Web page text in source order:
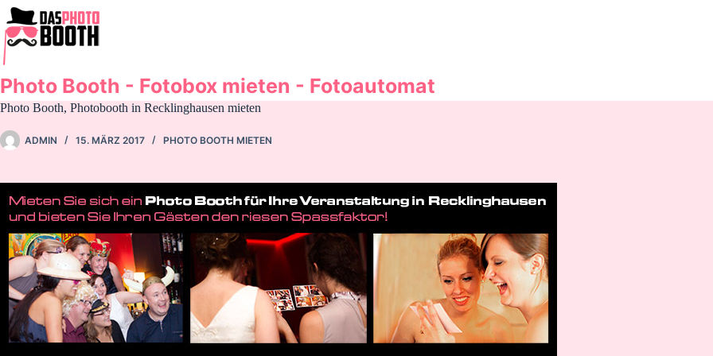
Zum
Inhalt
springen
Photo Booth - Fotobox mieten - Fotoautomat
Photo Booth, Photobooth in Recklinghausen mieten
ADMIN 15. MÄRZ 2017 PHOTO BOOTH MIETEN